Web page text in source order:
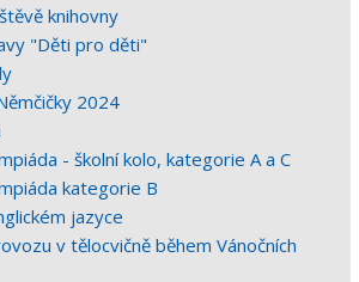
knihovny
"Děti pro děti"
2024
- školní kolo, kategorie A a C
kategorie B
jazyce
v tělocvičně během Vánočních